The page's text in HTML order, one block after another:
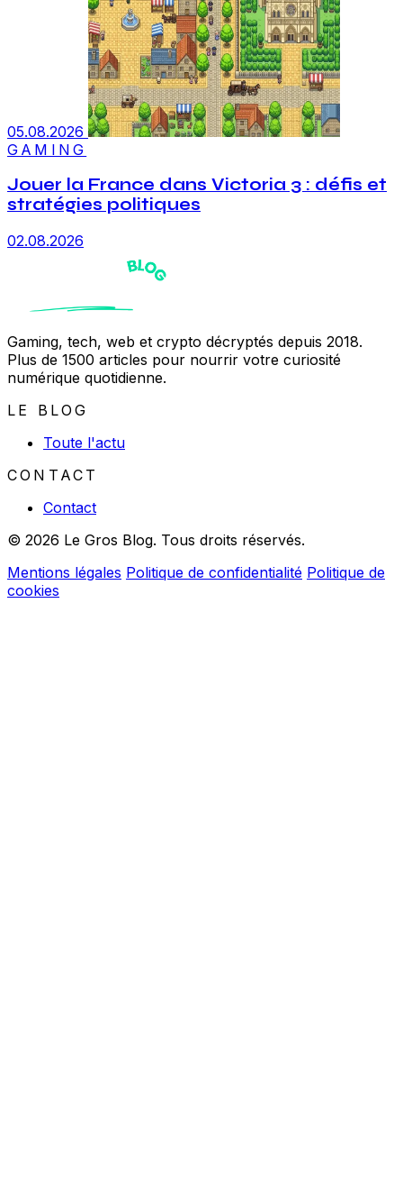
05.08.2026
GAMING
Jouer la France dans Victoria 3 : défis et
stratégies politiques
02.08.2026
Gaming, tech, web et crypto décryptés depuis 2018.
Plus de 1500 articles pour nourrir votre curiosité
numérique quotidienne.
LE BLOG
Toute l'actu
CONTACT
Contact
© 2026 Le Gros Blog. Tous droits réservés.
Mentions légales Politique de confidentialité Politique de
cookies